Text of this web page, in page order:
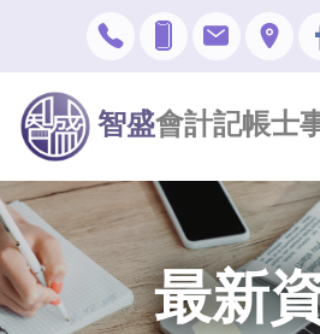
智盛會計記帳士
最新